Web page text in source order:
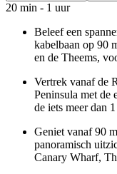
20 min - 1 uur
Beleef een
kabelbaan op 90
en de Theems,
Vertrek vanaf de
Peninsula met de
de iets meer dan
Geniet vanaf 90
panoramisch
Canary Wharf,